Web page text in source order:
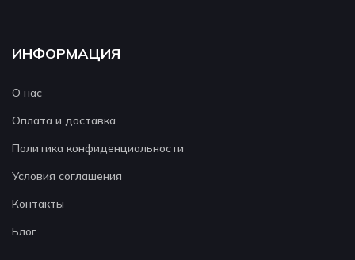
ИНФОРМАЦИЯ
О нас
Оплата и доставка
Политика конфиденциальности
Условия соглашения
Контакты
Блог